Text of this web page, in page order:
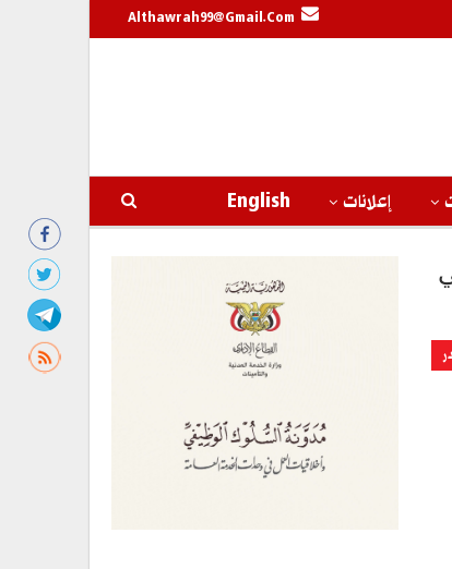
Althawrah99@gmail.com
إعلانات English